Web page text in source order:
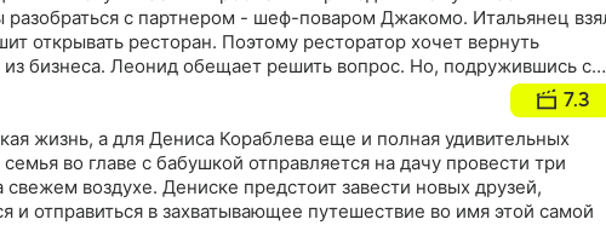
разобраться с партнером - шеф-поваром Джакомо. Итальянец
открывать ресторан. Поэтому ресторатор хочет вернуть
бизнеса. Леонид обещает решить вопрос. Но, подружившись с
долю ресторатора и помпезно открывает "Везувий", не
в ловушку, которая изменит его жизнь и проверит на
7.3
жизнь, а для Дениса Кораблева еще и полная удивительных
во главе с бабушкой отправляется на дачу провести три
свежем воздухе. Дениске предстоит завести новых друзей,
и отправиться в захватывающее путешествие во имя этой самой